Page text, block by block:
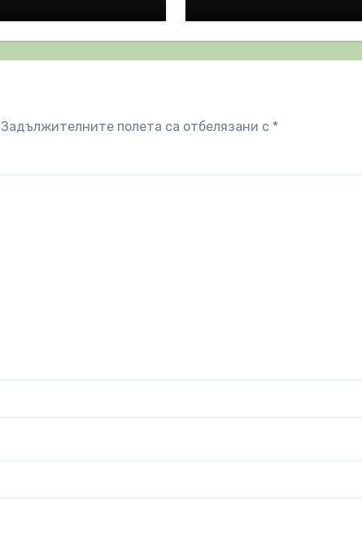
Задължителните полета са отбелязани с *